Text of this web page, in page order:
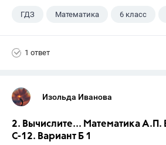
ГДЗ Математика 6 класс
1 ответ
Изольда Иванова
2. Вычислите... Математика А.П.
С-12. Вариант Б 1